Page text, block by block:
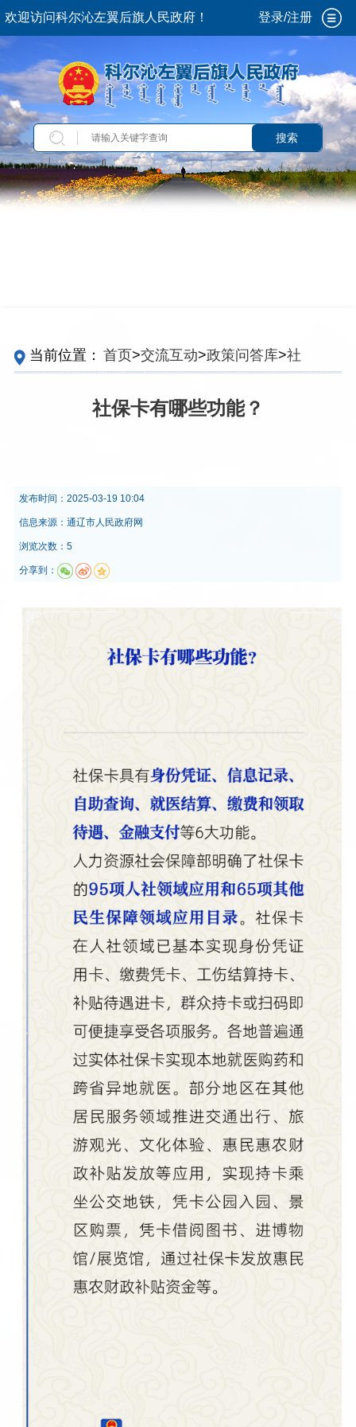
欢迎访问科尔沁左翼后旗人民政府！ 登录/注册
搜索
当前位置： 首页>交流互动>政策问答库>社会
保险
社保卡有哪些功能？
发布时间： 2025-03-19 10:04
信息来源： 通辽市人民政府网
浏览次数：5
分享到：